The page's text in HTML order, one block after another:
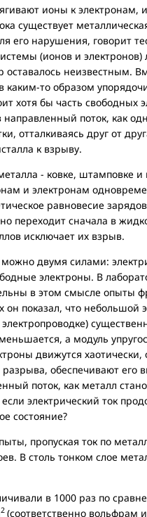
ионы к электронам,
существует
его нарушения, говорит
(ионов и
неизвестным.
каким-то образом
хотя бы часть свободных
направленный поток, как
отталкиваясь друг от
к взрыву.
- ковке, штамповке и
и электронам
равновесие
переходит сначала в
исключает их взрыв.
двумя силами:
электроны. В
в этом смысле опыты
он показал, что небольшой
а модуль
движутся
обеспечивают его
поток, как металл
электрический ток
состояние?
пропуская ток по
В столь тонком слое
в 1000 раз по
2 (соответственно вольфрам